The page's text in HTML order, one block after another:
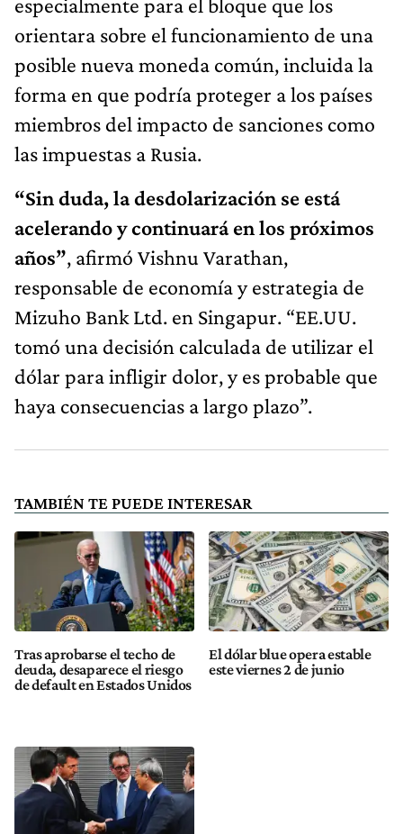
orientara sobre el funcionamiento de una
posible nueva moneda común, incluida la
forma en que podría proteger a los países
miembros del impacto de sanciones como
las impuestas a Rusia.
“Sin duda, la desdolarización se está
acelerando y continuará en los próximos
años”, afirmó Vishnu Varathan,
responsable de economía y estrategia de
Mizuho Bank Ltd. en Singapur. “EE.UU.
tomó una decisión calculada de utilizar el
dólar para infligir dolor, y es probable que
haya consecuencias a largo plazo”.
TAMBIÉN TE PUEDE INTERESAR
Tras aprobarse el techo de
deuda, desaparece el riesgo
de default en Estados Unidos
El dólar blue opera estable
este viernes 2 de junio